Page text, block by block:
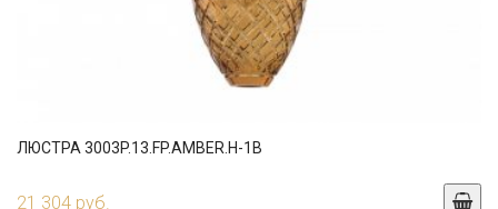
ЛЮСТРА 3003P.13.FP.AMBER.H-1B
21 304 руб.